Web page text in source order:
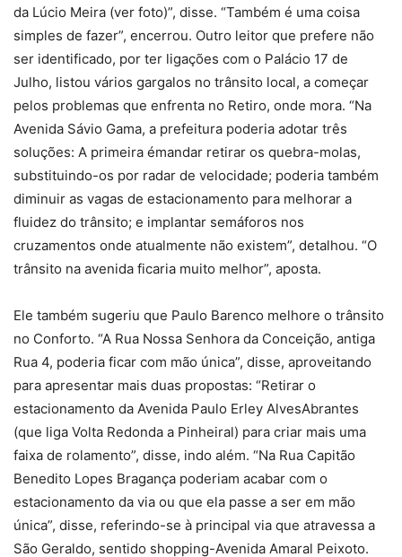
da Lúcio Meira (ver foto)”, disse. “Também é uma coisa
simples de fazer”, encerrou. Outro leitor que prefere não
ser identificado, por ter ligações com o Palácio 17 de
Julho, listou vários gargalos no trânsito local, a começar
pelos problemas que enfrenta no Retiro, onde mora. “Na
Avenida Sávio Gama, a prefeitura poderia adotar três
soluções: A primeira émandar retirar os quebra-molas,
substituindo-os por radar de velocidade; poderia também
diminuir as vagas de estacionamento para melhorar a
fluidez do trânsito; e implantar semáforos nos
cruzamentos onde atualmente não existem”, detalhou. “O
trânsito na avenida ficaria muito melhor”, aposta.
Ele também sugeriu que Paulo Barenco melhore o trânsito
no Conforto. “A Rua Nossa Senhora da Conceição, antiga
Rua 4, poderia ficar com mão única”, disse, aproveitando
para apresentar mais duas propostas: “Retirar o
estacionamento da Avenida Paulo Erley AlvesAbrantes
(que liga Volta Redonda a Pinheiral) para criar mais uma
faixa de rolamento”, disse, indo além. “Na Rua Capitão
Benedito Lopes Bragança poderiam acabar com o
estacionamento da via ou que ela passe a ser em mão
única”, disse, referindo-se à principal via que atravessa a
São Geraldo, sentido shopping-Avenida Amaral Peixoto.